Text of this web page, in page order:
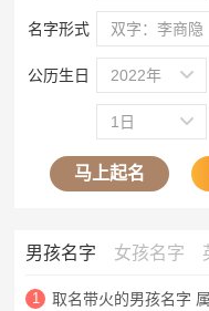
名字形式 双字：李商隐
公历生日 2022年
1日
马上起名
男孩名字 女孩名字
1 取名带火的男孩名字